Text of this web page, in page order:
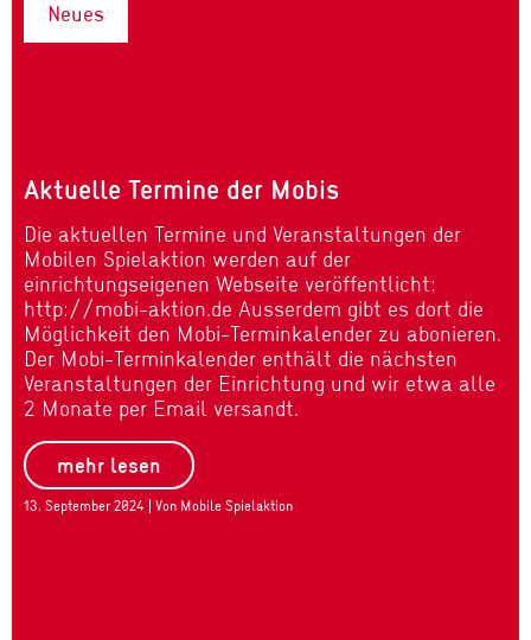
Neues
Aktuelle Termine der Mobis
Die aktuellen Termine und Veranstaltungen der
Mobilen Spielaktion werden auf der
einrichtungseigenen Webseite veröffentlicht:
http://mobi-aktion.de Ausserdem gibt es dort die
Möglichkeit den Mobi-Terminkalender zu abonieren.
Der Mobi-Terminkalender enthält die nächsten
Veranstaltungen der Einrichtung und wir etwa alle
2 Monate per Email versandt.
mehr lesen
13. September 2024 | Von Mobile Spielaktion